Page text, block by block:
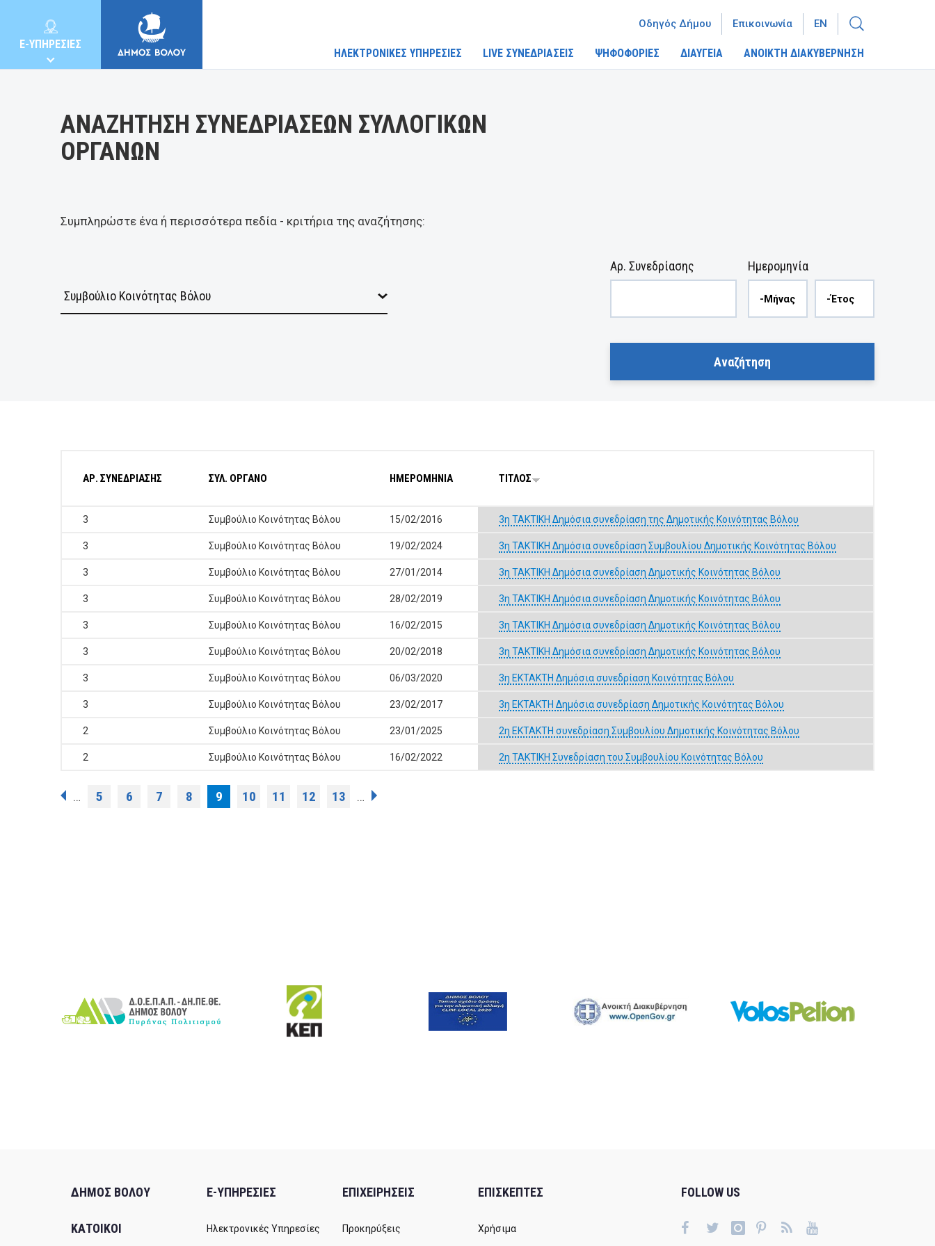
E-ΥΠΗΡΕΣΙΕΣ
ΕΠΙΧΕΙΡΗΣΕΙΣ
ΗΛΕΚΤΡΟΝΙΚΕΣ ΥΠΗΡΕΣΙΕΣ LIVE ΣΥΝΕΔΡΙΑΣΕΙΣ ΨΗΦΟΦΟΡΙΕΣ ΔΙΑΥΓΕΙΑ ΑΝΟΙΚΤΗ ΔΙΑΚΥΒΕΡΝΗΣΗ
Οδηγός Δήμου Επικοινωνία EN
ΑΝΑΖΗΤΗΣΗ ΣΥΝΕΔΡΙΑΣΕΩΝ ΣΥΛΛΟΓΙΚΩΝ
ΟΡΓΑΝΩΝ
Συμπληρώστε ένα ή περισσότερα πεδία - κριτήρια της αναζήτησης:
Ημερομηνία
Αρ. Συνεδρίασης
ΑΡ. ΣΥΝΕΔΡΙΑΣΗΣ ΣΥΛ. ΟΡΓΑΝΟ ΗΜΕΡΟΜΗΝΙΑ ΤΙΤΛΟΣ
3 Συμβούλιο Κοινότητας Βόλου 15/02/2016 3η ΤΑΚΤΙΚΗ Δημόσια συνεδρίαση της Δημοτικής Κοινότητας Βόλου
3 Συμβούλιο Κοινότητας Βόλου 19/02/2024 3η ΤΑΚΤΙΚΗ Δημόσια συνεδρίαση Συμβουλίου Δημοτικής Κοινότητας Βόλου
3 Συμβούλιο Κοινότητας Βόλου 27/01/2014 3η ΤΑΚΤΙΚΗ Δημόσια συνεδρίαση Δημοτικής Κοινότητας Βόλου
3 Συμβούλιο Κοινότητας Βόλου 28/02/2019 3η ΤΑΚΤΙΚΗ Δημόσια συνεδρίαση Δημοτικής Κοινότητας Βόλου
3 Συμβούλιο Κοινότητας Βόλου 16/02/2015 3η ΤΑΚΤΙΚΗ Δημόσια συνεδρίαση Δημοτικής Κοινότητας Βόλου
3 Συμβούλιο Κοινότητας Βόλου 20/02/2018 3η ΤΑΚΤΙΚΗ Δημόσια συνεδρίαση Δημοτικής Κοινότητας Βόλου
3 Συμβούλιο Κοινότητας Βόλου 06/03/2020 3η ΕΚΤΑΚΤΗ Δημόσια συνεδρίαση Κοινότητας Βόλου
3 Συμβούλιο Κοινότητας Βόλου 23/02/2017 3η ΕΚΤΑΚΤΗ Δημόσια συνεδρίαση Δημοτικής Κοινότητας Βόλου
2 Συμβούλιο Κοινότητας Βόλου 23/01/2025 2η ΕΚΤΑΚΤΗ συνεδρίαση Συμβουλίου Δημοτικής Κοινότητας Βόλου
2 Συμβούλιο Κοινότητας Βόλου 16/02/2022 2η ΤΑΚΤΙΚΗ Συνεδρίαση του Συμβουλίου Κοινότητας Βόλου
Σελίδες
… 5 6 7 8 9 10 11 12 13 …
ΔΗΜΟΣ ΒΟΛΟΥ
ΚΑΤΟΙΚΟΙ
E-ΥΠΗΡΕΣΙΕΣ
Ηλεκτρονικές Υπηρεσίες
ΕΠΙΧΕΙΡΗΣΕΙΣ
Προκηρύξεις
ΕΠΙΣΚΕΠΤΕΣ
Χρήσιμα
FOLLOW US